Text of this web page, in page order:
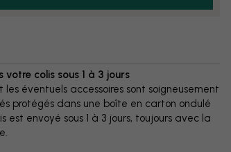
votre colis sous 1 à 3 jours
les éventuels accessoires sont soigneusement
protégés dans une boîte en carton ondulé
est envoyé sous 1 à 3 jours, toujours avec la